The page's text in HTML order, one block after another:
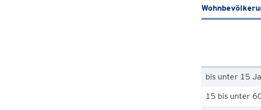
bis unter 15
15 bis unter